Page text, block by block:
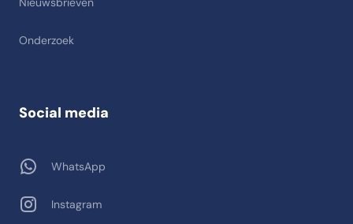
Onderzoek
Social media
WhatsApp
Instagram